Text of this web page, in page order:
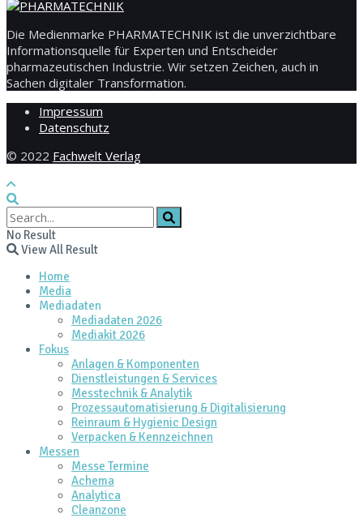
Die Medienmarke PHARMATECHNIK ist die unverzichtbare
Informationsquelle für Experten und Entscheider
pharmazeutischen Industrie. Wir setzen Zeichen, auch in
Sachen digitaler Transformation.
Impressum
Datenschutz
© 2022 Fachwelt Verlag
No Result
View All Result
Home
Media
Mediadaten
Mediadaten 2026
Mediakit 2026
Fokus
Anlagen & Komponenten
Dienstleistungen & Services
Messtechnik & Analytik
Prozessautomatisierung & Digitalisierung
Reinraum & Hygienic Design
Verpacken & Kennzeichnen
Messen
Messe Termine
Achema
Analytica
Cleanzone